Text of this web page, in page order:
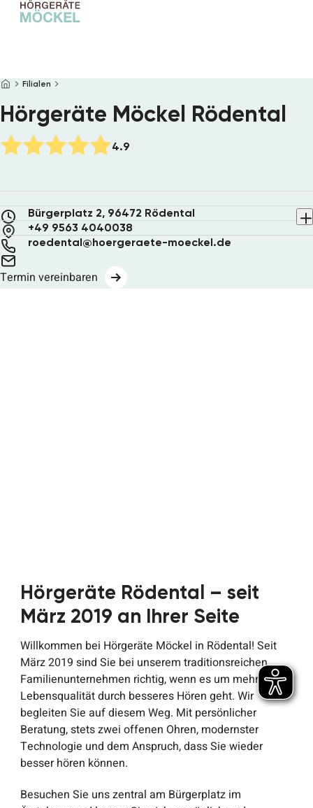
Hörgeräte
Brillen
Filialen
Über uns
Termin vereinbaren
Startseite
Filialen
Hörgeräte Möckel Rödental
4.9
Bürgerplatz 2, 96472 Rödental
+49 9563 4040038
roedental@hoergeraete-moeckel.de
Termin vereinbaren
Hörgeräte Rödental – seit
März 2019 an Ihrer Seite
Willkommen bei Hörgeräte Möckel in Rödental! Seit
März 2019 sind Sie bei unserem traditionsreichen
Familienunternehmen richtig, wenn es um mehr
Lebensqualität durch besseres Hören geht. Wir
begleiten Sie auf diesem Weg. Mit persönlicher
Beratung, stets zwei offenen Ohren, modernster
Technologie und dem Anspruch, dass Sie wieder
besser hören können.
Besuchen Sie uns zentral am Bürgerplatz im